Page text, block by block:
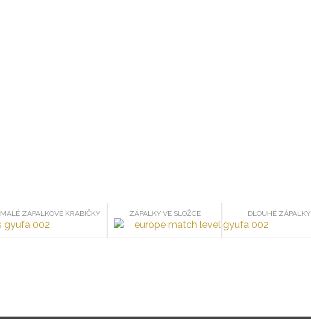
MALÉ ZÁPALKOVÉ KRABIČKY ZÁPALKY VE SLOŽCE DLOUHÉ ZÁPALKY